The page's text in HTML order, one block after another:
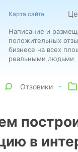
Карта сайта
Написание и
положительных
бизнесе на всех
реальными людьми
Отзовики
в